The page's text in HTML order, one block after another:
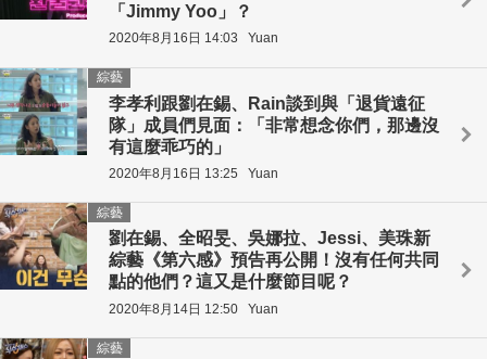
「Jimmy Yoo」？
2020年8月16日 14:03 Yuan
李孝利跟劉在錫、Rain談到與「退貨遠征
隊」成員們見面：「非常想念你們，那邊沒
有這麼乖巧的」
綜藝
2020年8月16日 13:25 Yuan
劉在錫、全昭旻、吳娜拉、Jessi、美珠新
綜藝《第六感》預告再公開！沒有任何共同
點的他們？這又是什麼節目呢？
綜藝
2020年8月14日 12:50 Yuan
綜藝